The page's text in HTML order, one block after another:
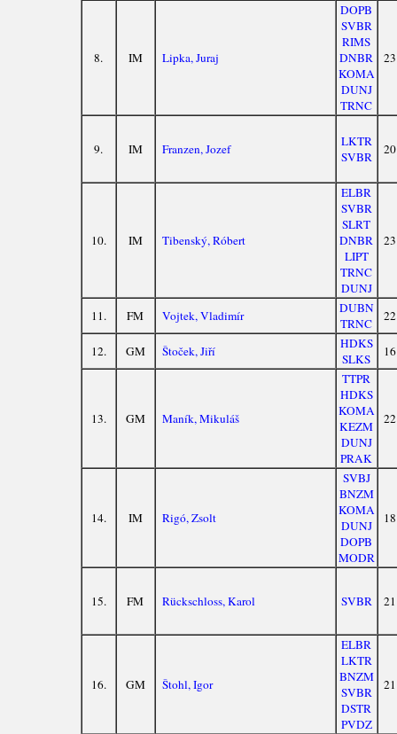
8. IM Lipka, Juraj
DOPB
SVBR
RIMS
DNBR
KOMA
DUNJ
TRNC
23
9. IM Franzen, Jozef
LKTR
SVBR
20
10. IM Tibenský, Róbert
ELBR
SVBR
SLRT
DNBR
LIPT
TRNC
DUNJ
23
11. FM Vojtek, Vladimír
DUBN
TRNC
22
12. GM Štoček, Jiří
HDKS
SLKS
16
13. GM Maník, Mikuláš
TTPR
HDKS
KOMA
KEZM
DUNJ
PRAK
22
14. IM Rigó, Zsolt
SVBJ
BNZM
KOMA
DUNJ
DOPB
MODR
18
15. FM Rückschloss, Karol SVBR 21
16. GM Štohl, Igor
ELBR
LKTR
BNZM
SVBR
DSTR
PVDZ
21